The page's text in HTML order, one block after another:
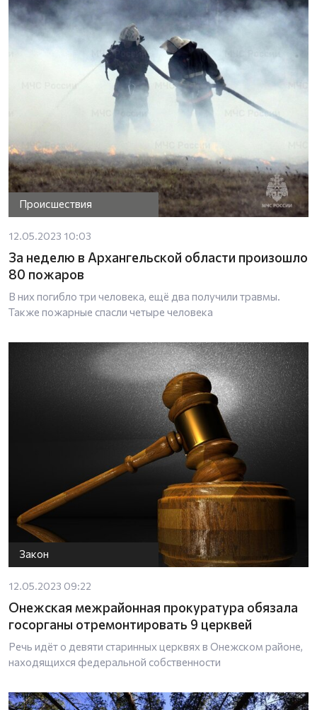
Происшествия
12.05.2023 10:03
За неделю в Архангельской области произошло
80 пожаров
В них погибло три человека, ещё два получили травмы.
Также пожарные спасли четыре человека
Закон
12.05.2023 09:22
Онежская межрайонная прокуратура обязала
госорганы отремонтировать 9 церквей
Речь идёт о девяти старинных церквях в Онежском районе,
находящихся федеральной собственности